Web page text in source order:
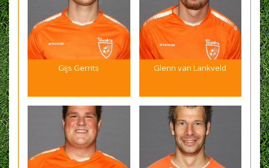
Gijs Gerrits Glenn van Lankveld